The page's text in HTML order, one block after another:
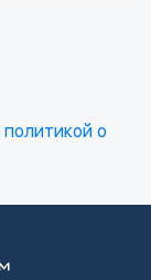
политикой о